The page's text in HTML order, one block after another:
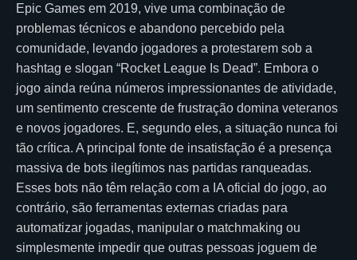
Epic Games em 2019, vive uma combinação de
problemas técnicos e abandono percebido pela
comunidade, levando jogadores a protestarem sob a
hashtag e slogan “Rocket League Is Dead”. Embora o
jogo ainda reúna números impressionantes de atividade,
um sentimento crescente de frustração domina veteranos
e novos jogadores. E, segundo eles, a situação nunca foi
tão crítica. A principal fonte de insatisfação é a presença
massiva de bots ilegítimos nas partidas ranqueadas.
Esses bots não têm relação com a IA oficial do jogo, ao
contrário, são ferramentas externas criadas para
automatizar jogadas, manipular o matchmaking ou
simplesmente impedir que outras pessoas joguem de